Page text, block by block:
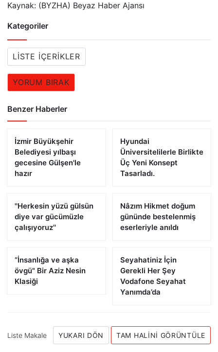
Kaynak: (BYZHA) Beyaz Haber Ajansı
Kategoriler
LISTE İÇERIKLER
YORUM BIRAK
Benzer Haberler
İzmir Büyükşehir
Belediyesi yılbaşı
gecesine Gülşen'le
hazır
Hyundai
Üniversitelilerle Birlikte
Üç Yeni Konsept
Tasarladı.
''Herkesin yüzü gülsün
diye var gücümüzle
çalışıyoruz''
Nâzım Hikmet doğum
gününde bestelenmiş
eserleriyle anıldı
“İnsanlığa ve aşka
övgü" Bir Aziz Nesin
Klasiği
Seyahatiniz İçin
Gerekli Her Şey
Vodafone Seyahat
Yanımda’da
Liste Makale YUKARI DÖN TAM HALINI GÖRÜNTÜLE